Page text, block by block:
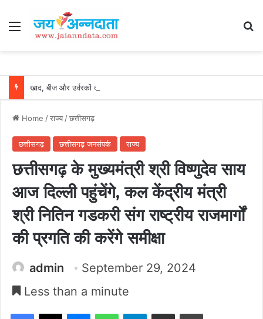
Menu
Home /राज्य/छत्तीसगढ़
छत्तीसगढ़ छत्तीसगढ़ जनसंपर्क राज्य
छत्तीसगढ़ के मुख्यमंत्री श्री विष्णुदेव साय
आज दिल्ली पहुंचेंगे, कल केंद्रीय मंत्री
श्री नितिन गडकरी संग राष्ट्रीय राजमार्गों
की प्रगति की करेंगे समीक्षा
admin
September 29, 2024
Less than a minute
Facebook
X MessengerWhatsAppTelegramShare via Email Print